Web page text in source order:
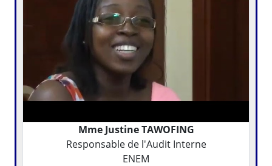
Mme Justine TAWOFING
Responsable de l'Audit Interne
ENEM